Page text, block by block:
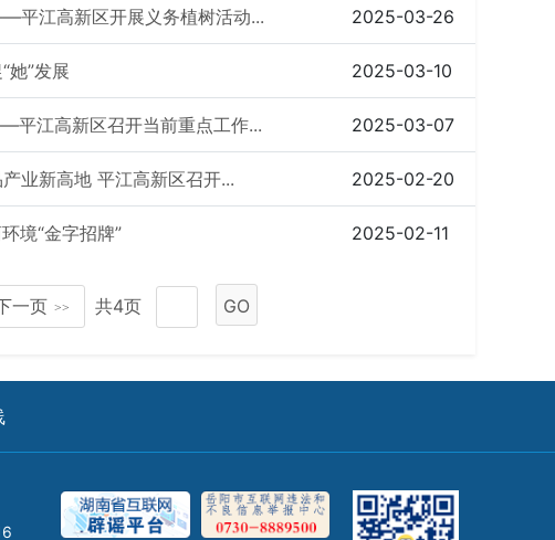
平江高新区开展义务植树活动... 2025-03-26
她”发展 2025-03-10
江高新区召开当前重点工作... 2025-03-07
业新高地 平江高新区召开... 2025-02-20
境“金字招牌” 2025-02-11
一页 >> 共4页 GO